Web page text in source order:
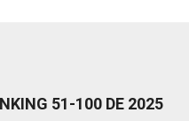
51-100 DE 2025